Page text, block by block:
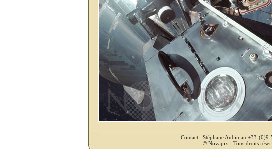
Contact : Stéphane Aubin au +33-
© Novapix - Tous droits